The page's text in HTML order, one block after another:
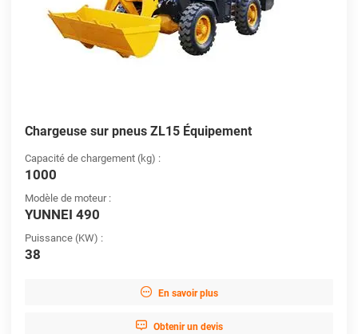
Chargeuse sur pneus ZL15 Équipement
Capacité de chargement (kg) :
1000
Modèle de moteur :
YUNNEI 490
Puissance (KW) :
38
 En savoir plus
 Obtenir un devis